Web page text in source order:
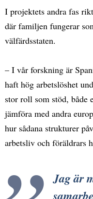
I projektets andra fas
där familjen fungerar
välfärdsstaten.
– I vår forskning är
haft hög arbetslöshet
stor roll som stöd, både
jämföra med andra
hur sådana strukturer
arbetsliv och föräldrars
Jag är